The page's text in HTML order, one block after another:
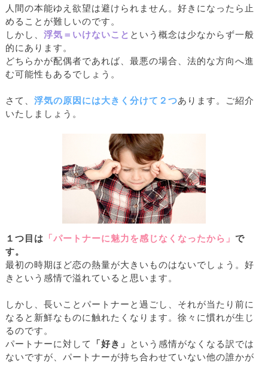
人間の本能ゆえ欲望は避けられません。好きになったら止
めることが難しいのです。
しかし、 浮気＝いけないこと という概念は少なからず一般
的にあります。
どちらかが配偶者であれば、最悪の場合、法的な方向へ進
む可能性もあるでしょう。
さて、 浮気の原因には大きく分けて２つあります。ご紹介
いたしましょう。
１つ目は 「パートナーに魅力を感じなくなったから」 で
す。
最初の時期ほど恋の熱量が大きいものはないでしょう。好
きという感情で溢れていると思います。
しかし、長いことパートナーと過ごし、それが当たり前に
なると新鮮なものに触れたくなります。徐々に慣れが生じ
るのです。
パートナーに対して
「好き」
という感情がなくなる訳では
ないですが、パートナーが持ち合わせていない他の誰かが